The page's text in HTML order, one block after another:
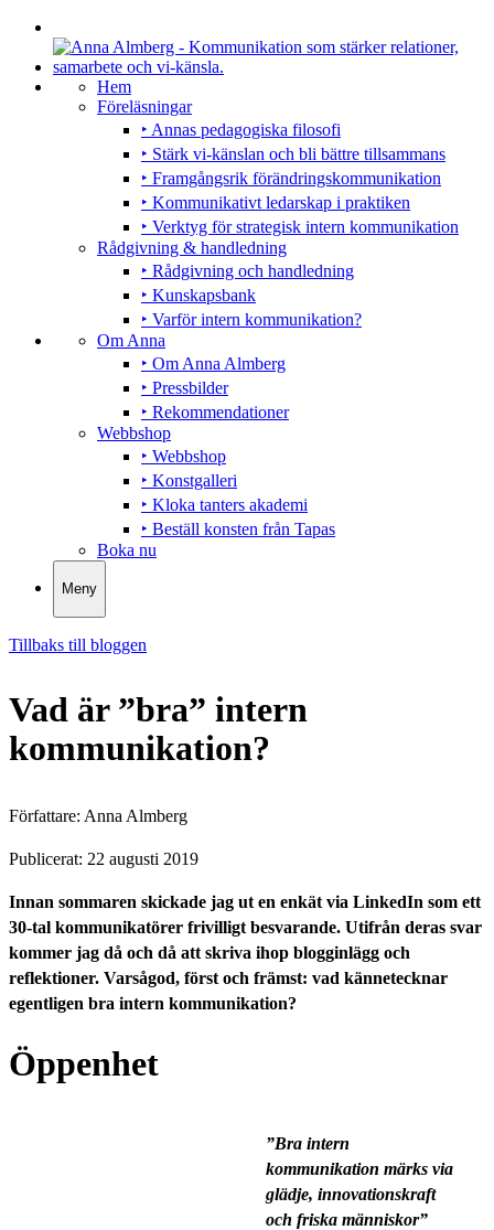
Hem
Föreläsningar
‣ Annas pedagogiska filosofi
‣ Stärk vi-känslan och bli bättre tillsammans
‣ Framgångsrik förändringskommunikation
‣ Kommunikativt ledarskap i praktiken
‣ Verktyg för strategisk intern kommunikation
Rådgivning & handledning
‣ Rådgivning och handledning
‣ Kunskapsbank
‣ Varför intern kommunikation?
Om Anna
‣ Om Anna Almberg
‣ Pressbilder
‣ Rekommendationer
Webbshop
‣ Webbshop
‣ Konstgalleri
‣ Kloka tanters akademi
‣ Beställ konsten från Tapas
Boka nu
Meny
Tillbaks till bloggen
Vad är ”bra” intern
kommunikation?
Författare: Anna Almberg
Publicerat: 22 augusti 2019
Innan sommaren skickade jag ut en enkät via LinkedIn som ett
30-tal kommunikatörer frivilligt besvarande. Utifrån deras svar
kommer jag då och då att skriva ihop blogginlägg och
reflektioner. Varsågod, först och främst: vad kännetecknar
egentligen bra intern kommunikation?
Öppenhet
”Bra intern
kommunikation märks via
glädje, innovationskraft
och friska människor”